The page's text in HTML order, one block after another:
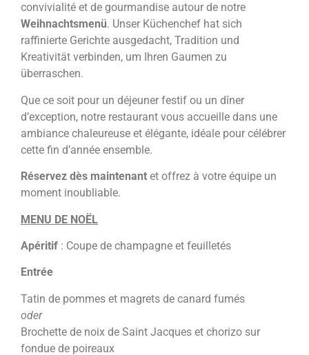
convivialité et de gourmandise autour de notre
Weihnachtsmenü. Unser Küchenchef hat sich
raffinierte Gerichte ausgedacht, Tradition und
Kreativität verbinden, um Ihren Gaumen zu
überraschen.
Que ce soit pour un déjeuner festif ou un dîner
d’exception, notre restaurant vous accueille dans une
ambiance chaleureuse et élégante, idéale pour célébrer
cette fin d’année ensemble.
Réservez dès maintenant et offrez à votre équipe un
moment inoubliable.
MENU DE NOËL
Apéritif : Coupe de champagne et feuilletés
Entrée
Tatin de pommes et magrets de canard fumés
oder
Brochette de noix de Saint Jacques et chorizo sur
fondue de poireaux